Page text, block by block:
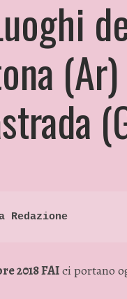
2018 FAIci portano